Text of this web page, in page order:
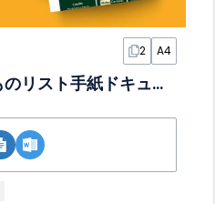
2 A4
サンタさんへの欲しいものリスト手紙ドキュメント